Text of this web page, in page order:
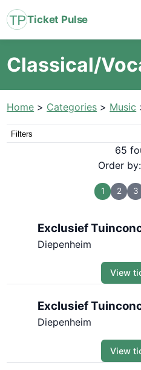
Ticket Pulse
Classical/
Home > Categories > Music
Filters
65
Order by:
1 2 3
Exclusief
Diepenheim
View
Exclusief
Diepenheim
View